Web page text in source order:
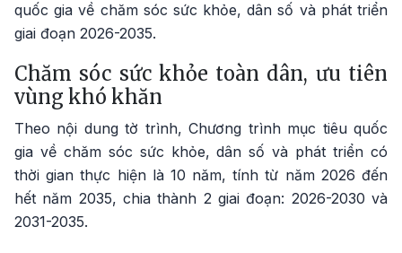
quốc gia về chăm sóc sức khỏe, dân số và phát triển
giai đoạn 2026-2035.
Chăm sóc sức khỏe toàn dân, ưu tiên
vùng khó khăn
Theo nội dung tờ trình, Chương trình mục tiêu quốc
gia về chăm sóc sức khỏe, dân số và phát triển có
thời gian thực hiện là 10 năm, tính từ năm 2026 đến
hết năm 2035, chia thành 2 giai đoạn: 2026-2030 và
2031-2035.